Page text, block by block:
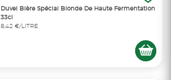
Duvel Bière Spécial Blonde De Haute Fermentation
33cl
8,42 €/LITRE